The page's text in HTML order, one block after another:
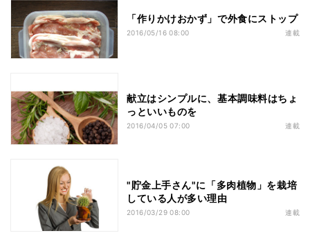
「作りかけおかず」で外食にストップ
2016/05/16 08:00 連載
献立はシンプルに、基本調味料はちょ
っといいものを
2016/04/05 07:00 連載
"貯金上手さん"に「多肉植物」を栽培
している人が多い理由
2016/03/29 08:00 連載